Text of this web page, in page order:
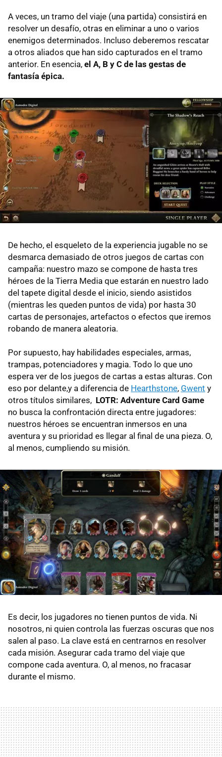
A veces, un tramo del viaje (una partida) consistirá en
resolver un desafío, otras en eliminar a uno o varios
enemigos determinados. Incluso deberemos rescatar
a otros aliados que han sido capturados en el tramo
anterior. En esencia, el A, B y C de las gestas de
fantasía épica.
De hecho, el esqueleto de la experiencia jugable no se
desmarca demasiado de otros juegos de cartas con
campaña: nuestro mazo se compone de hasta tres
héroes de la Tierra Media que estarán en nuestro lado
del tapete digital desde el inicio, siendo asistidos
(mientras les queden puntos de vida) por hasta 30
cartas de personajes, artefactos o efectos que iremos
robando de manera aleatoria.
Por supuesto, hay habilidades especiales, armas,
trampas, potenciadores y magia. Todo lo que uno
espera ver de los juegos de cartas a estas alturas. Con
eso por delante,y a diferencia de Hearthstone, Gwent y
otros títulos similares, LOTR: Adventure Card Game
no busca la confrontación directa entre jugadores:
nuestros héroes se encuentran inmersos en una
aventura y su prioridad es llegar al final de una pieza. O,
al menos, cumpliendo su misión.
Es decir, los jugadores no tienen puntos de vida. Ni
nosotros, ni quien controla las fuerzas oscuras que nos
salen al paso. La clave está en centrarnos en resolver
cada misión. Asegurar cada tramo del viaje que
compone cada aventura. O, al menos, no fracasar
durante el mismo.